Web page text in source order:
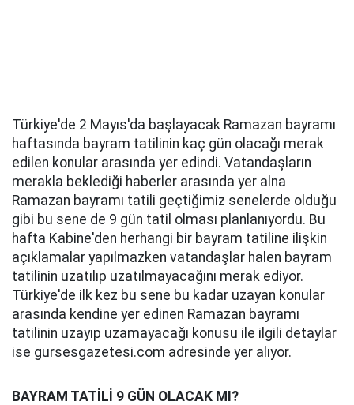
Türkiye'de 2 Mayıs'da başlayacak Ramazan bayramı
haftasında bayram tatilinin kaç gün olacağı merak
edilen konular arasında yer edindi. Vatandaşların
merakla beklediği haberler arasında yer alna
Ramazan bayramı tatili geçtiğimiz senelerde olduğu
gibi bu sene de 9 gün tatil olması planlanıyordu. Bu
hafta Kabine'den herhangi bir bayram tatiline ilişkin
açıklamalar yapılmazken vatandaşlar halen bayram
tatilinin uzatılıp uzatılmayacağını merak ediyor.
Türkiye'de ilk kez bu sene bu kadar uzayan konular
arasında kendine yer edinen Ramazan bayramı
tatilinin uzayıp uzamayacağı konusu ile ilgili detaylar
ise gursesgazetesi.com adresinde yer alıyor.
BAYRAM TATİLİ 9 GÜN OLACAK MI?